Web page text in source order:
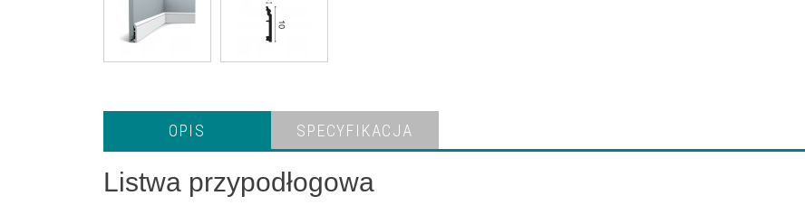
OPIS SPECYFIKACJA
Listwa przypodłogowa